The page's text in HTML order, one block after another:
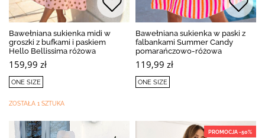
Bawełniana sukienka midi w
groszki z bufkami i paskiem
Hello Bellissima różowa
159,99 zł
ONE SIZE
ZOSTAŁA 1 SZTUKA
Bawełniana sukienka w paski z
falbankami Summer Candy
pomarańczowo-różowa
119,99 zł
ONE SIZE
PROMOCJA -50%